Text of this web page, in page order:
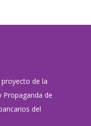
de la
Propaganda de
del